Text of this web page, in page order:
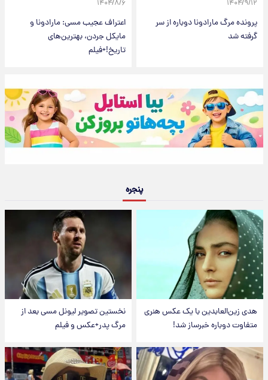
۱۴۰۴/۹/۱۲
پرونده مرگ مارادونا دوباره از سر
گرفته شد
۱۴۰۴/۸/۶
اعتراف عجیب مسی: مارادونا و
مایکل جردن، بهترین‌های
تاریخ!+فیلم
پنجره
هدی زین‌العابدین با یک عکس هنری
متفاوت دوباره خبرساز شد!
نخستین تصویر لیونل مسی بعد از
مرگ پدر+عکس و فیلم